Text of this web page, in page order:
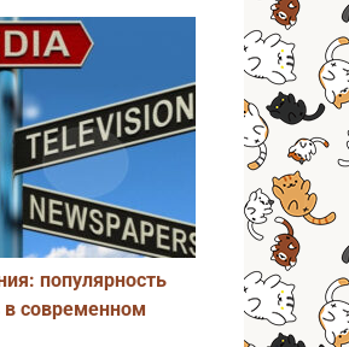
популярность
в современном